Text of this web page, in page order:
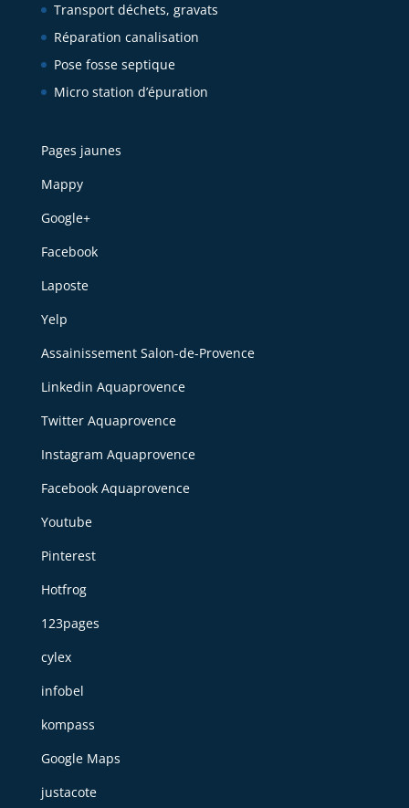
Transport déchets, gravats
Réparation canalisation
Pose fosse septique
Micro station d’épuration
Pages jaunes
Mappy
Google+
Facebook
Laposte
Yelp
Assainissement Salon-de-Provence
Linkedin Aquaprovence
Twitter Aquaprovence
Instagram Aquaprovence
Facebook Aquaprovence
Youtube
Pinterest
Hotfrog
123pages
cylex
infobel
kompass
Google Maps
justacote